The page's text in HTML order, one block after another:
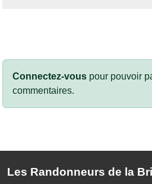
Connectez-vous pour pouvoir
commentaires.
Les Randonneurs de la